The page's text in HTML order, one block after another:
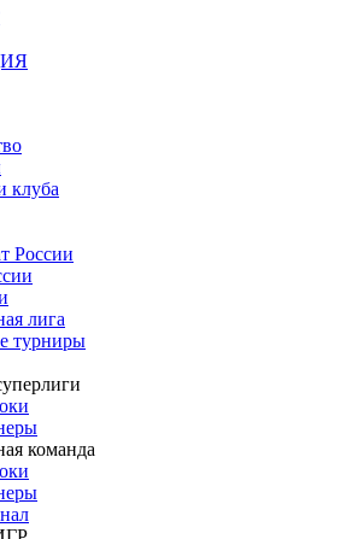
клуба
России
лига
турниры
команда